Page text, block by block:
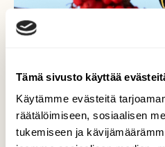
Tämä sivusto käyttää
Käytämme evästeitä
räätälöimiseen, sosiaalisen
tukemiseen ja